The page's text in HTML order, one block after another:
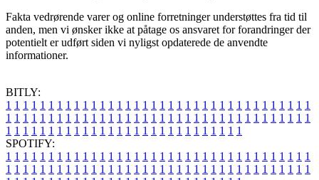
Fakta vedrørende varer og online forretninger understøttes fra tid til
anden, men vi ønsker ikke at påtage os ansvaret for forandringer der
potentielt er udført siden vi nyligst opdaterede de anvendte
informationer.
BITLY:
1 1 1 1 1 1 1 1 1 1 1 1 1 1 1 1 1 1 1 1 1 1 1 1 1 1 1 1 1 1 1 1 1 1 1 1
1 1 1 1 1 1 1 1 1 1 1 1 1 1 1 1 1 1 1 1 1 1 1 1 1 1 1 1 1 1 1 1 1 1 1 1
1 1 1 1 1 1 1 1 1 1 1 1 1 1 1 1 1 1 1 1 1 1 1 1 1 1 1 1
SPOTIFY:
1 1 1 1 1 1 1 1 1 1 1 1 1 1 1 1 1 1 1 1 1 1 1 1 1 1 1 1 1 1 1 1 1 1 1 1
1 1 1 1 1 1 1 1 1 1 1 1 1 1 1 1 1 1 1 1 1 1 1 1 1 1 1 1 1 1 1 1 1 1 1 1